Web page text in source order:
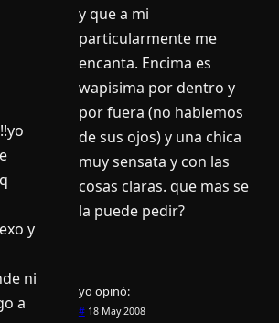
y
ni
a
y que a mi
particularmente me
encanta. Encima es
wapisima por dentro y
por fuera (no hablemos
de sus ojos) y una chica
muy sensata y con las
cosas claras. que mas se
la puede pedir?
yo opinó:
#18 May 2008